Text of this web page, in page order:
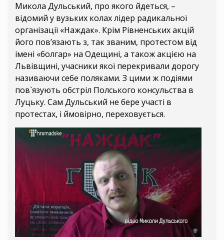
Микола Дульський, про якого йдеться, –
відомий у вузьких колах лідер радикальної
організації «Наждак». Крім Рівненських акцій
його пов’язають з, так званим, протестом від
імені «болгар» на Одещині, а також акцією на
Львівщині, учасники якої перекривали дорогу
називаючи себе поляками. З цими ж подіями
пов`язують обстріл Полського консульства в
Луцьку. Сам Дульський не бере участі в
протестах, і ймовірно, переховується.